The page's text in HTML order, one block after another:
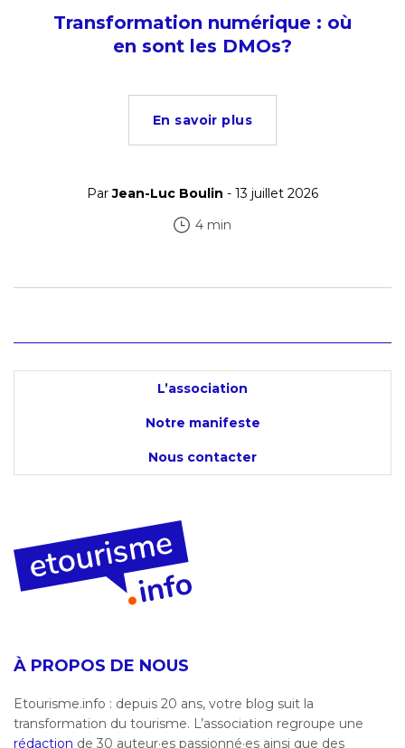
Transformation numérique : où
en sont les DMOs?
En savoir plus
ParJean-Luc Boulin - 13 juillet 2026
4 min
L’association
Notre manifeste
Nous contacter
À PROPOS DE NOUS
Etourisme.info : depuis 20 ans, votre blog suit la
transformation du tourisme. L’association regroupe une
rédaction de 30 auteur·es passionné·es ainsi que des